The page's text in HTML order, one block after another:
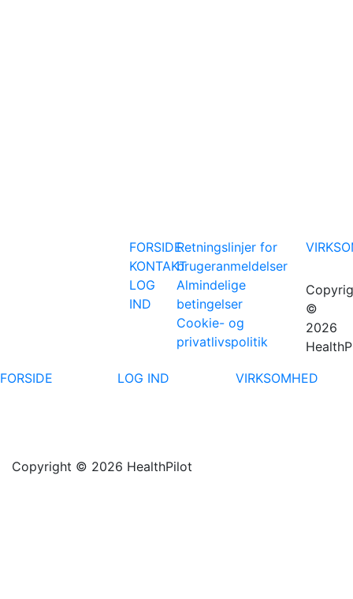
FORSIDE
KONTAKT
LOG
IND
Retningslinjer for
brugeranmeldelser
Almindelige
betingelser
Cookie- og
privatlivspolitik
©
2026
FORSIDE
LOG IND VIRKSOMHED
Copyright © 2026 HealthPilot